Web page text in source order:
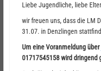
Liebe Jugendliche, liebe
wir freuen uns, dass die LM
31.07. in Denzlingen
Um eine Voranmeldung über
01717545158 wird dringend